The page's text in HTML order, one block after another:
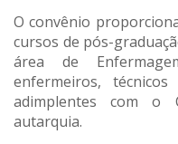
O convênio
cursos de pós-
área de
enfermeiros,
adimplentes com o
autarquia.